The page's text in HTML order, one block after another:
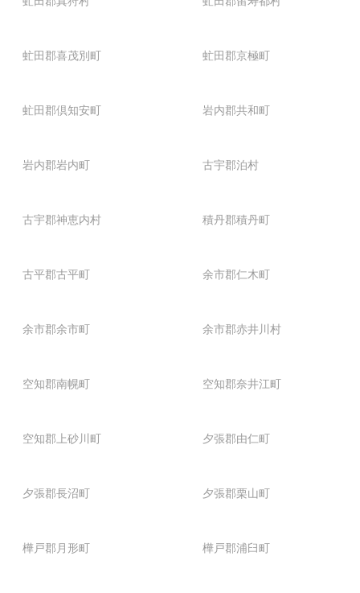
虻田郡喜茂別町 虻田郡京極町
虻田郡倶知安町 岩内郡共和町
岩内郡岩内町 古宇郡泊村
古宇郡神恵内村 積丹郡積丹町
古平郡古平町 余市郡仁木町
余市郡余市町 余市郡赤井川村
空知郡南幌町 空知郡奈井江町
空知郡上砂川町 夕張郡由仁町
夕張郡長沼町 夕張郡栗山町
樺戸郡月形町 樺戸郡浦臼町